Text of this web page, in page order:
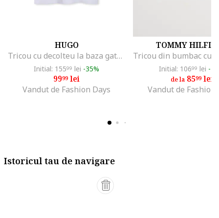
HUGO
Tricou cu decolteu la baza gatului si imprimeu logo cu aspect in degrade, Maro camel/Alb optic
Initial: 15599 lei -35%
9999lei
Vandut de Fashion Days
TOMMY
Initial: 10699 lei -
de la8599lei
Vandut de Fashion
Istoricul tau de navigare